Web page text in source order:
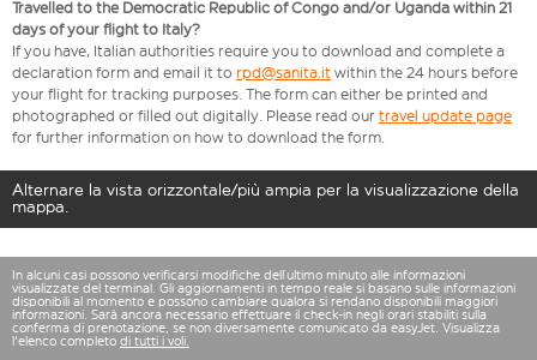
Travelled to the Democratic Republic of Congo and/or Uganda within 21
days of your flight to Italy?
If you have, Italian authorities require you to download and complete a
declaration form and email it to rpd@sanita.it within the 24 hours before
your flight for tracking purposes. The form can either be printed and
photographed or filled out digitally. Please read our travel update page
for further information on how to download the form.
Alternare la vista orizzontale/più ampia per la visualizzazione della
mappa.
In alcuni casi possono verificarsi modifiche dell’ultimo minuto alle informazioni
visualizzate del terminal. Gli aggiornamenti in tempo reale si basano sulle informazioni
disponibili al momento e possono cambiare qualora si rendano disponibili maggiori
informazioni. Sarà ancora necessario effettuare il check-in negli orari stabiliti sulla
conferma di prenotazione, se non diversamente comunicato da easyJet. Visualizza
l'elenco completo di tutti i voli.